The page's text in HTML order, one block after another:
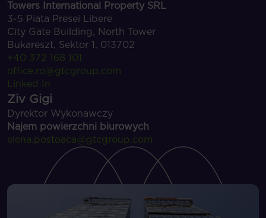
Towers International Property SRL
3-5 Piata Presei Libere
City Gate Building, North Tower
Bukareszt, Sektor 1, 013702
+40 372 168 101
office.ro@gtcgroup.com
Linked In
Ziv Gigi
Dyrektor Wykonawczy
Najem powierzchni biurowych
elena.postoaca@gtcgroup.com